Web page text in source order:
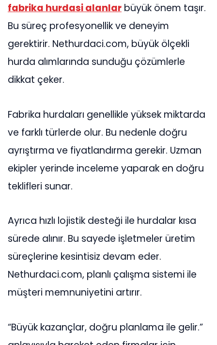
fabrika hurdasi alanlar büyük önem taşır.
Bu süreç profesyonellik ve deneyim
gerektirir. Nethurdaci.com, büyük ölçekli
hurda alımlarında sunduğu çözümlerle
dikkat çeker.
Fabrika hurdaları genellikle yüksek miktarda
ve farklı türlerde olur. Bu nedenle doğru
ayrıştırma ve fiyatlandırma gerekir. Uzman
ekipler yerinde inceleme yaparak en doğru
teklifleri sunar.
Ayrıca hızlı lojistik desteği ile hurdalar kısa
sürede alınır. Bu sayede işletmeler üretim
süreçlerine kesintisiz devam eder.
Nethurdaci.com, planlı çalışma sistemi ile
müşteri memnuniyetini artırır.
“Büyük kazançlar, doğru planlama ile gelir.”